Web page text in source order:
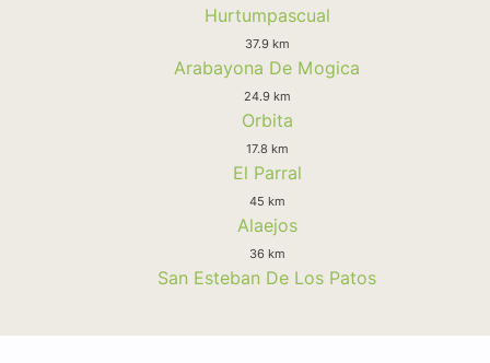
Hurtumpascual
37.9 km
Arabayona De Mogica
24.9 km
Orbita
17.8 km
El Parral
45 km
Alaejos
36 km
San Esteban De Los Patos